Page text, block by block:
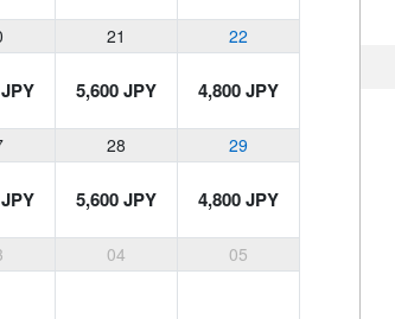
21 22
5,600 JPY 4,800 JPY
28 29
5,600 JPY 4,800 JPY
04 05